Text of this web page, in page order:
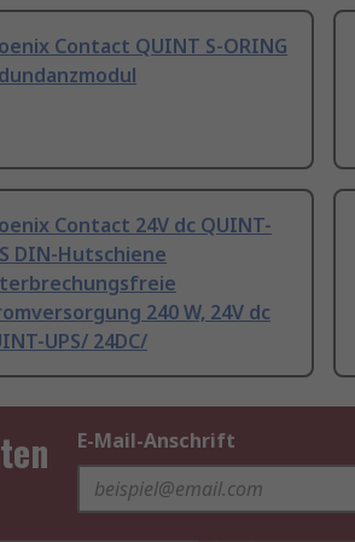
Contact QUINT S-ORING
Contact 24V dc QUINT-
DIN-Hutschiene
240 W, 24V dc
UPS/ 24DC/
E-Mail-Anschrift